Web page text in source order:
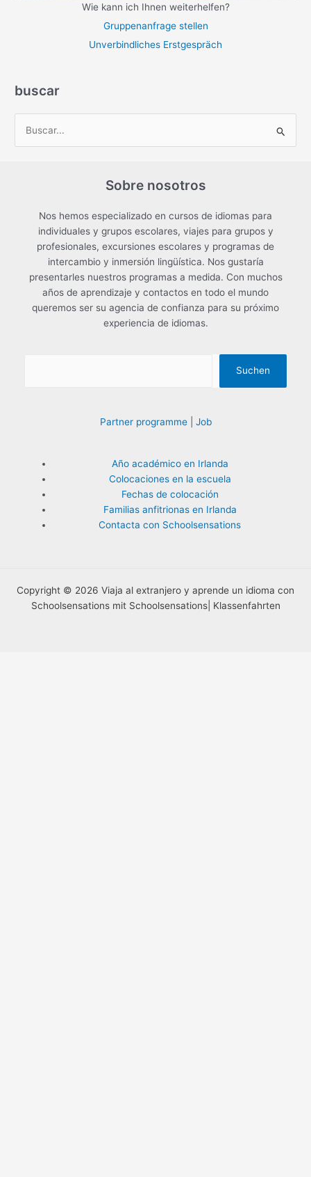
Wie kann ich Ihnen weiterhelfen?
Gruppenanfrage stellen
Unverbindliches Erstgespräch
buscar
Sobre nosotros
Nos hemos especializado en cursos de idiomas para
individuales y grupos escolares, viajes para grupos y
profesionales, excursiones escolares y programas de
intercambio y inmersión lingüística. Nos gustaría
presentarles nuestros programas a medida. Con muchos
años de aprendizaje y contactos en todo el mundo
queremos ser su agencia de confianza para su próximo
experiencia de idiomas.
Suchen
Partner programme| Job
Año académico en Irlanda
Colocaciones en la escuela
Fechas de colocación
Familias anfitrionas en Irlanda
Contacta con Schoolsensations
Copyright © 2026 Viaja al extranjero y aprende un idioma con
Schoolsensations mit Schoolsensations| Klassenfahrten